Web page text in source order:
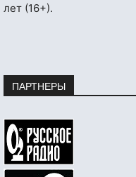
лет (16+).
ПАРТНЕРЫ